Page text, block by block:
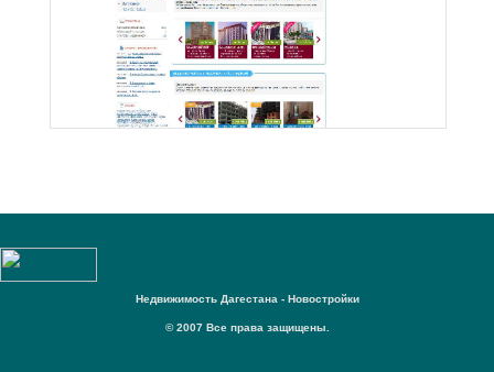
Недвижимость Дагестана - Новостройки
© 2007 Все права защищены.